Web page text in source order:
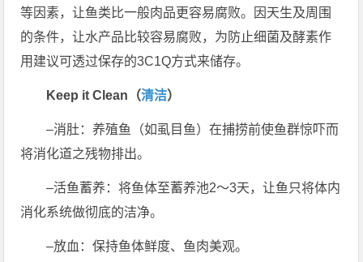
等因素，让鱼类比一般肉品更容易腐败。因天生及周围
的条件，让水产品比较容易腐败，为防止细菌及酵素作
用建议可透过保存的3C1Q方式来储存。
Keep it Clean（清洁）
–消肚：养殖鱼（如虱目鱼）在捕捞前使鱼群惊吓而
将消化道之残物排出。
–活鱼蓄养：将鱼体至蓄养池2～3天，让鱼只将体内
消化系统做彻底的洁净。
–放血：保持鱼体鲜度、鱼肉美观。